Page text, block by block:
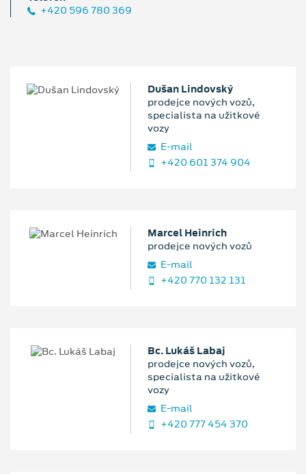
+420 596 780 369
Dušan Lindovský
prodejce nových vozů,
specialista na užitkové
vozy
E‑mail
+420 601 374 904
Marcel Heinrich
prodejce nových vozů
E‑mail
+420 770 132 131
Bc. Lukáš Labaj
prodejce nových vozů,
specialista na užitkové
vozy
E‑mail
+420 777 454 370